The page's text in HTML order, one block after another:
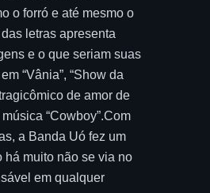
o forró e até mesmo o
letras apresenta
e o que seriam suas
“Vânia”, “Show da
de amor de
“Cowboy”.Com
a Banda Uó fez um
há muito não se via no
em qualquer